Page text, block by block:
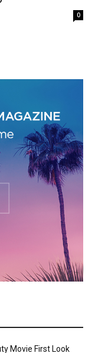
0
Movie First Look